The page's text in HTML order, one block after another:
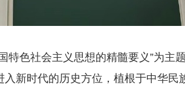
特色社会主义思想的精髓要义”为
新时代的历史方位，植根于中华